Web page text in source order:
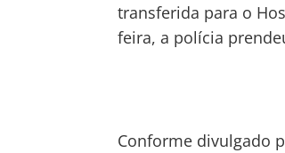
transferida para o
feira, a polícia
Conforme divulgado